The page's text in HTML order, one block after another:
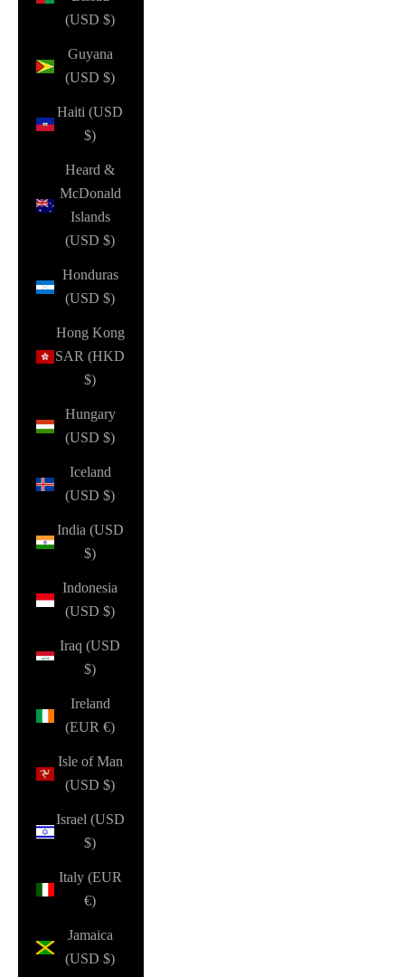
(USD $)
Guyana
(USD $)
Haiti (USD
$)
Heard &
McDonald
Islands
(USD $)
Honduras
(USD $)
Hong Kong
SAR (HKD
$)
Hungary
(USD $)
Iceland
(USD $)
India (USD
$)
Indonesia
(USD $)
Iraq (USD
$)
Ireland
(EUR €)
Isle of Man
(USD $)
Israel (USD
$)
Italy (EUR
€)
Jamaica
(USD $)